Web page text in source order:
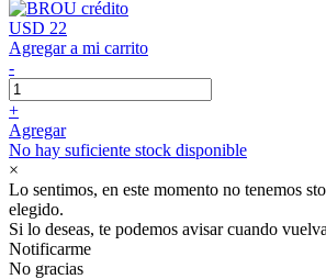
USD 22
Agregar a mi carrito
-
+
Agregar
No hay suficiente stock disponible
×
Lo sentimos, en este momento no tenemos
elegido.
Si lo deseas, te podemos avisar cuando
Notificarme
No gracias